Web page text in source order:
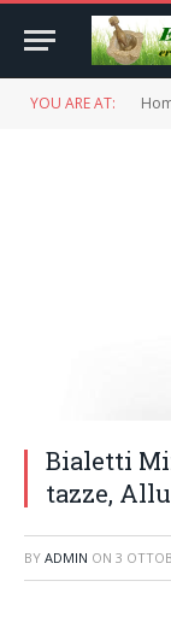
YOU ARE AT:
Bialetti
tazze,
BY ADMIN ON 3